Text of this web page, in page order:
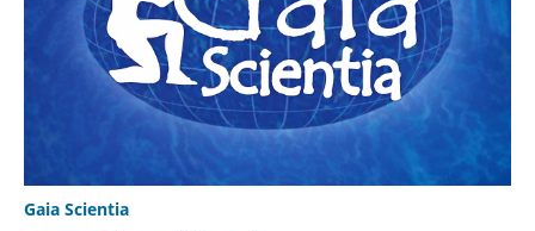
Gaia Scientia